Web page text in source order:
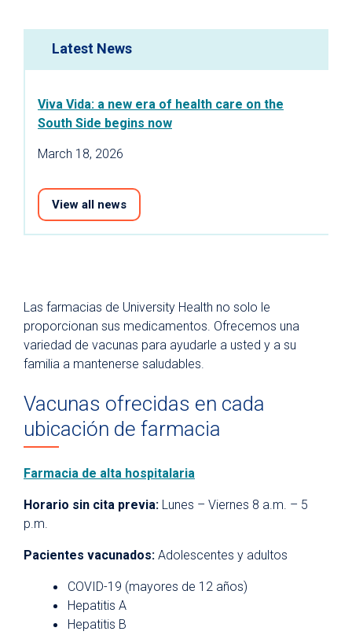
Las farmacias de University Health no solo le
proporcionan sus medicamentos. Ofrecemos una
variedad de vacunas para ayudarle a usted y a su
familia a mantenerse saludables.
Vacunas ofrecidas en cada
ubicación de farmacia
Farmacia de alta hospitalaria
Horario sin cita previa: Lunes – Viernes 8 a.m. – 5
p.m.
Pacientes vacunados: Adolescentes y adultos
COVID-19 (mayores de 12 años)
Hepatitis A
Hepatitis B
Latest News
Viva Vida: a new era of health care on the
South Side begins now
March 18, 2026
View all news